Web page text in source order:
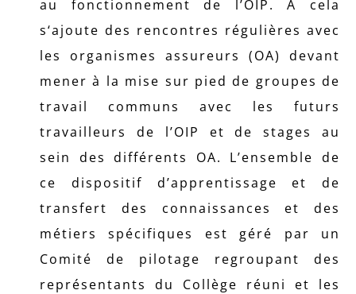
au fonctionnement de l’OIP. A cela
s‘ajoute des rencontres régulières avec
les organismes assureurs (OA) devant
mener à la mise sur pied de groupes de
travail communs avec les futurs
travailleurs de l’OIP et de stages au
sein des différents OA. L’ensemble de
ce dispositif d’apprentissage et de
transfert des connaissances et des
métiers spécifiques est géré par un
Comité de pilotage regroupant des
représentants du Collège réuni et les